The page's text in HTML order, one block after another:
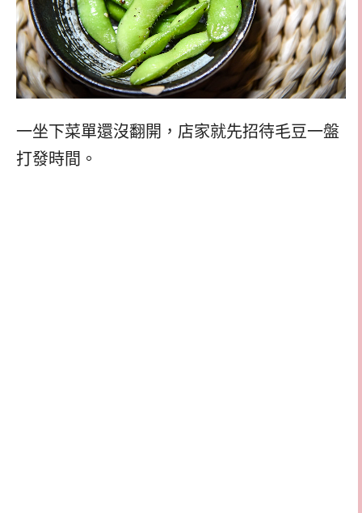
一坐下菜單還沒翻開，店家就先招待毛豆一盤
打發時間。